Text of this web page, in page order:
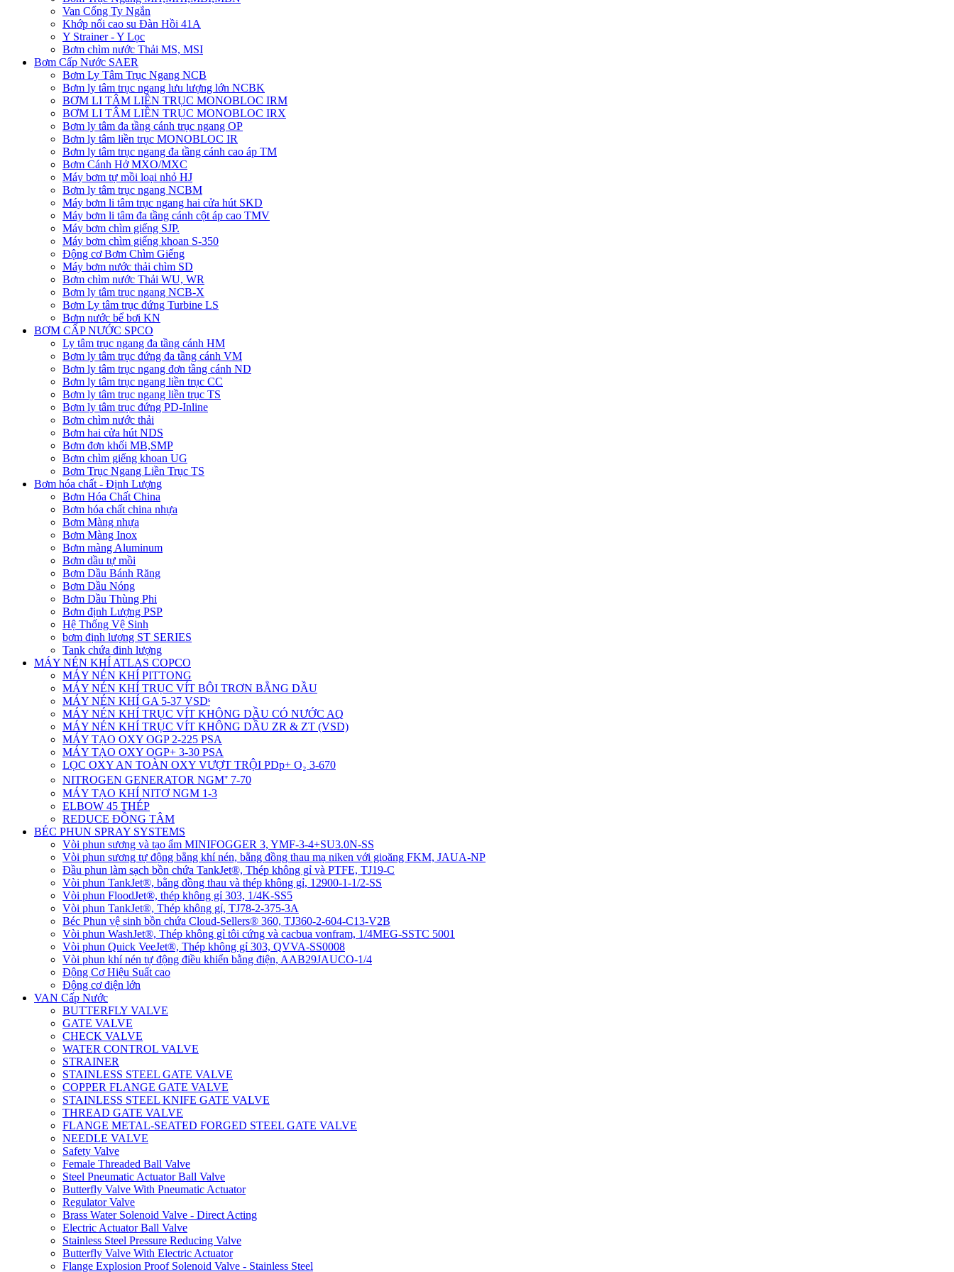
Van Cổng Ty Ngắn
Khớp nối cao su Đàn Hồi 41A
Y Strainer - Y Lọc
Bơm chìm nước Thải MS, MSI
Bơm Cấp Nước SAER
Bơm Ly Tâm Trục Ngang NCB
Bơm ly tâm trục ngang lưu lượng lớn NCBK
BƠM LI TÂM LIỀN TRỤC MONOBLOC IRM
BƠM LI TÂM LIỀN TRỤC MONOBLOC IRX
Bơm ly tâm đa tầng cánh trục ngang OP
Bơm ly tâm liền trục MONOBLOC IR
Bơm ly tâm trục ngang đa tầng cánh cao áp TM
Bơm Cánh Hở MXO/MXC
Máy bơm tự mồi loại nhỏ HJ
Bơm ly tâm trục ngang NCBM
Máy bơm li tâm trục ngang hai cửa hút SKD
​Máy bơm li tâm đa tầng cánh cột áp cao TMV
Máy bơm chìm giếng SJP.
Máy bơm chìm giếng khoan S-350
Động cơ Bơm Chìm Giếng
​Máy bơm nước thải chìm SD
Bơm chìm nước Thải WU, WR
Bơm ly tâm trục ngang NCB-X
Bơm Ly tâm trục đứng Turbine LS
Bơm nước bể bơi KN
BƠM CẤP NƯỚC SPCO
Ly tâm trục ngang đa tầng cánh HM
Bơm ly tâm trục đứng đa tầng cánh VM
Bơm ly tâm trục ngang đơn tầng cánh ND
Bơm ly tâm trục ngang liền trục CC
Bơm ly tâm trục ngang liền trục TS
Bơm ly tâm trục đứng PD-Inline
Bơm chìm nước thải
Bơm hai cửa hút NDS
Bơm đơn khối MB,SMP
Bơm chìm giếng khoan UG
Bơm Trục Ngang Liền Trục TS
Bơm hóa chất - Định Lượng
Bơm Hóa Chất China
Bơm hóa chất china nhựa
Bơm Màng nhựa
Bơm Màng Inox
Bơm màng Aluminum
Bơm dầu tự mồi
Bơm Dầu Bánh Răng
Bơm Dầu Nóng
Bơm Dầu Thùng Phi
Bơm định Lượng PSP
Hệ Thống Vệ Sinh
bơm định lượng ST SERIES
Tank chứa đinh lượng
MÁY NÉN KHÍ ATLAS COPCO
MÁY NÉN KHÍ PITTONG
MÁY NÉN KHÍ TRỤC VÍT BÔI TRƠN BẰNG DẦU
MÁY NÉN KHÍ GA 5-37 VSDˢ
MÁY NÉN KHÍ TRỤC VÍT KHÔNG DẦU CÓ NƯỚC AQ
MÁY NÉN KHÍ TRỤC VÍT KHÔNG DẦU ZR & ZT (VSD)
MÁY TẠO OXY OGP 2-225 PSA
MÁY TẠO OXY OGP+ 3-30 PSA
LỌC OXY AN TOÀN OXY VƯỢT TRỘI PDp+ O₂ 3-670
NITROGEN GENERATOR NGM⁺ 7-70
MÁY TẠO KHÍ NITƠ NGM 1-3
ELBOW 45 THÉP
REDUCE ĐỒNG TÂM
BÉC PHUN SPRAY SYSTEMS
Vòi phun sương và tạo ẩm MINIFOGGER 3, YMF-3-4+SU3.0N-SS
Vòi phun sương tự động bằng khí nén, bằng đồng thau mạ niken với gioăng FKM, JAUA-NP
Đầu phun làm sạch bồn chứa TankJet®, Thép không gỉ và PTFE, TJ19-C
Vòi phun TankJet®, bằng đồng thau và thép không gỉ, 12900-1-1/2-SS
Vòi phun FloodJet®, thép không gỉ 303, 1/4K-SS5
Vòi phun TankJet®, Thép không gỉ, TJ78-2-375-3A
Béc Phun vệ sinh bồn chứa Cloud-Sellers® 360, TJ360-2-604-C13-V2B
Vòi phun WashJet®, Thép không gỉ tôi cứng và cacbua vonfram, 1/4MEG-SSTC 5001
Vòi phun Quick VeeJet®, Thép không gỉ 303, QVVA-SS0008
Vòi phun khí nén tự động điều khiển bằng điện, AAB29JAUCO-1/4
Động Cơ Hiệu Suất cao
Động cơ điện lớn
VAN Cấp Nước
BUTTERFLY VALVE
GATE VALVE
CHECK VALVE
WATER CONTROL VALVE
STRAINER
STAINLESS STEEL GATE VALVE
COPPER FLANGE GATE VALVE
STAINLESS STEEL KNIFE GATE VALVE
THREAD GATE VALVE
FLANGE METAL-SEATED FORGED STEEL GATE VALVE
NEEDLE VALVE
Safety Valve
Female Threaded Ball Valve
Steel Pneumatic Actuator Ball Valve
Butterfly Valve With Pneumatic Actuator
Regulator Valve
Brass Water Solenoid Valve - Direct Acting
Electric Actuator Ball Valve
Stainless Steel Pressure Reducing Valve
Butterfly Valve With Electric Actuator
Flange Explosion Proof Solenoid Valve - Stainless Steel